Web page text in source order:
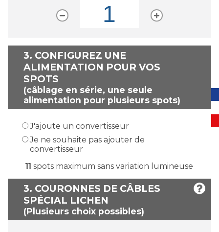
3. CONFIGUREZ UNE
ALIMENTATION POUR VOS
SPOTS
(câblage en série, une seule
alimentation pour plusieurs spots)
J'ajoute un convertisseur
Je ne souhaite pas ajouter de
convertisseur
11 spots maximum sans variation lumineuse
3. COURONNES DE CÂBLES
SPÉCIAL LICHEN